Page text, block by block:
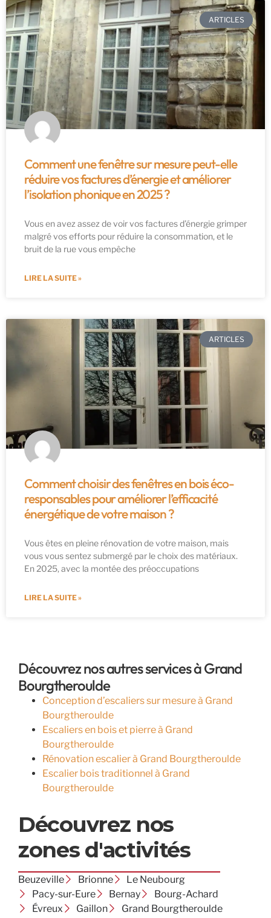
ARTICLES
Comment une fenêtre sur mesure peut-elle
réduire vos factures d’énergie et améliorer
l’isolation phonique en 2025 ?
Vous en avez assez de voir vos factures d’énergie grimper
malgré vos efforts pour réduire la consommation, et le
bruit de la rue vous empêche
LIRE LA SUITE »
ARTICLES
Comment choisir des fenêtres en bois éco-
responsables pour améliorer l’efficacité
énergétique de votre maison ?
Vous êtes en pleine rénovation de votre maison, mais
vous vous sentez submergé par le choix des matériaux.
En 2025, avec la montée des préoccupations
LIRE LA SUITE »
Découvrez nos autres services à Grand
Bourgtheroulde
Conception d’escaliers sur mesure à Grand
Bourgtheroulde
Escaliers en bois et pierre à Grand
Bourgtheroulde
Rénovation escalier à Grand Bourgtheroulde
Escalier bois traditionnel à Grand
Bourgtheroulde
Découvrez nos
zones d'activités
Beuzeville Brionne
Le Neubourg
Pacy-sur-Eure
Bernay
Bourg-Achard
Évreux
Gaillon
Grand Bourgtheroulde